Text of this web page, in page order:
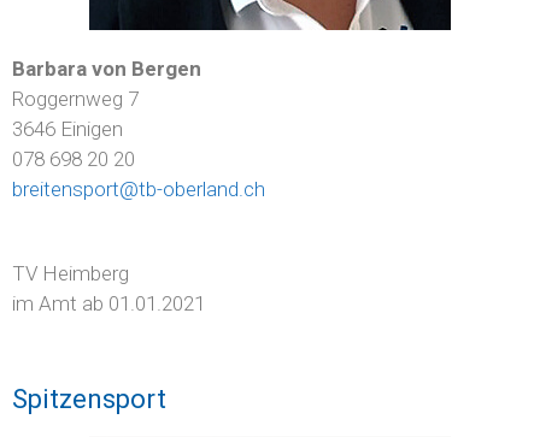
Barbara von Bergen
Roggernweg 7
3646 Einigen
078 698 20 20
breitensport@tb-oberland.ch
TV Heimberg
im Amt ab 01.01.2021
Spitzensport